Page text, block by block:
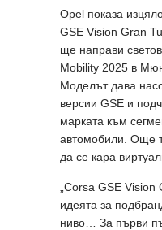
Opel показа
GSE Vision Gran
ще направи
Mobility 2025 в
Моделът дава
версии GSE и
марката към
автомобили. Още
да се кара
„Corsa GSE
идеята за
ниво… За първи